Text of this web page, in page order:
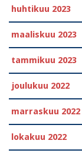
huhtikuu 2023
maaliskuu 2023
tammikuu 2023
joulukuu 2022
marraskuu 2022
lokakuu 2022